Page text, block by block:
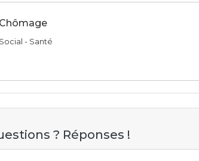
Chômage
Social - Santé
? Réponses !